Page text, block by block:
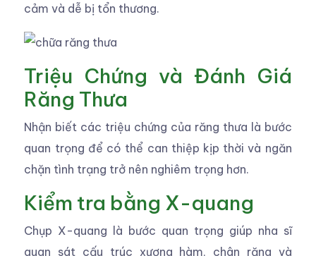
cảm và dễ bị tổn thương.
Triệu Chứng và Đánh Giá
Răng Thưa
Nhận biết các triệu chứng của răng thưa là bước
quan trọng để có thể can thiệp kịp thời và ngăn
chặn tình trạng trở nên nghiêm trọng hơn.
Kiểm tra bằng X-quang
Chụp X-quang là bước quan trọng giúp nha sĩ
quan sát cấu trúc xương hàm, chân răng và